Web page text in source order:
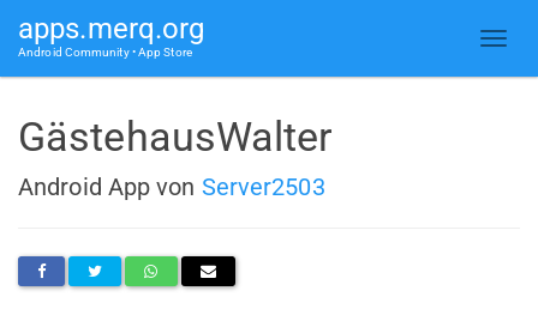
apps.merq.org
Android Community • App Store
GästehausWalter
Android App von Server2503